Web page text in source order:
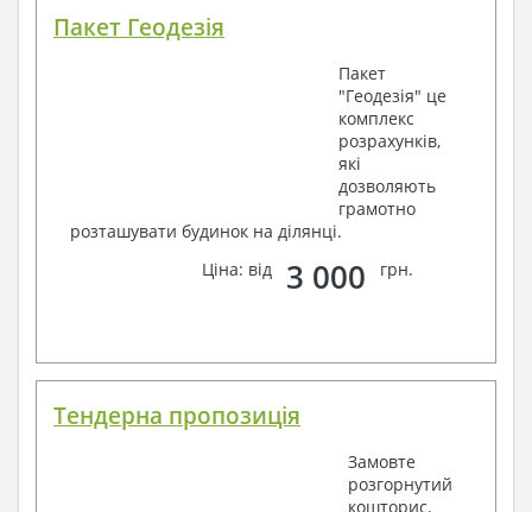
Пакет Геодезія
Пакет
"Геодезія" це
комплекс
розрахунків,
які
дозволяють
грамотно
розташувати будинок на ділянці.
Ціна: від
3 000 грн.
Тендерна пропозиція
Замовте
розгорнутий
кошторис.